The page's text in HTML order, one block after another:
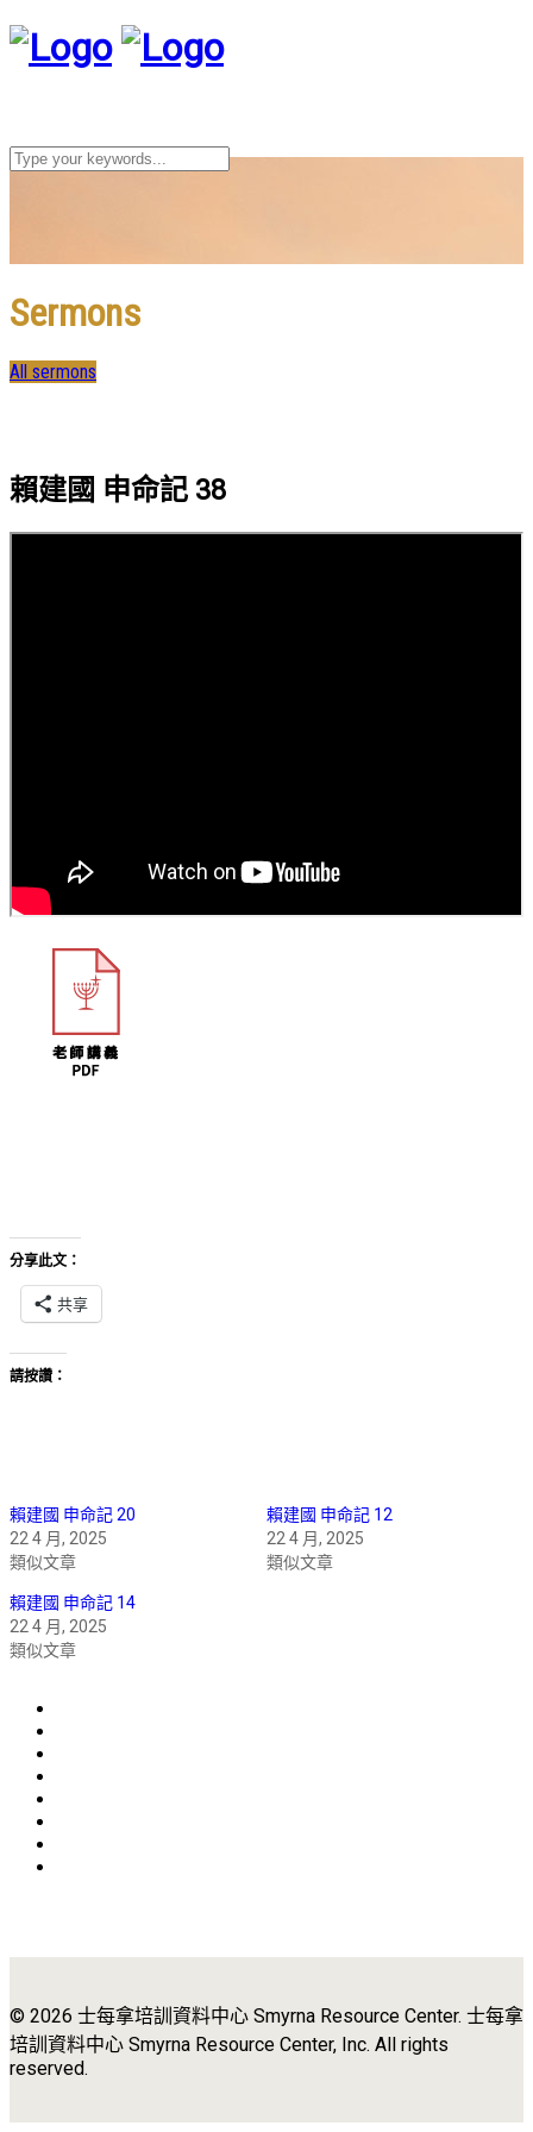
Sermons
All sermons
賴建國 申命記 38
分享此文：
共享
請按讚：
賴建國 申命記 20
22 4 月, 2025
類似文章
賴建國 申命記 12
22 4 月, 2025
類似文章
賴建國 申命記 14
22 4 月, 2025
類似文章
© 2026 士每拿培訓資料中心 Smyrna Resource Center. 士每拿
培訓資料中心 Smyrna Resource Center, Inc. All rights
reserved.